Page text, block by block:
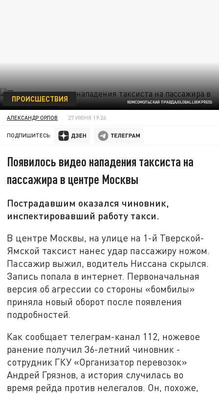
КОМСОМОЛЬСКАЯ ПРАВДА/GLOBALLOOKPRESS
ПРОИСШЕСТВИЯ
АЛЕКСАНДР ОРЛОВ 27 ИЮНЯ 19:26
ПОДПИШИТЕСЬ:
Появилось видео нападения таксиста на
пассажира в центре Москвы
Пострадавшим оказался чиновник,
инспектировавший работу такси.
В центре Москвы, на улице на 1-й Тверской-
Ямской таксист нанес удар пассажиру ножом.
Пассажир выжил, водитель Ниссана скрылся.
Запись попала в интернет. Первоначальная
версия об агрессии со стороны «бомбилы»
приняла новый оборот после появления
подробностей.
Как сообщает телеграм-канал 112, ножевое
ранение получил 36-летний чиновник -
сотрудник ГКУ «Организатор перевозок»
Андрей Грязнов, а история случилась во
время рейда против нелегалов. Он, похоже,